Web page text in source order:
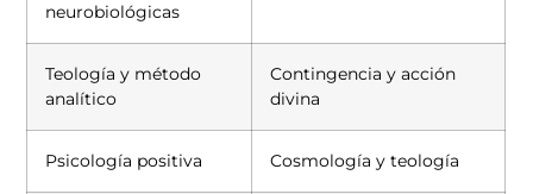
neurobiológicas
Teología y método
analítico
Contingencia y acción
divina
Psicología positiva Cosmología y teología